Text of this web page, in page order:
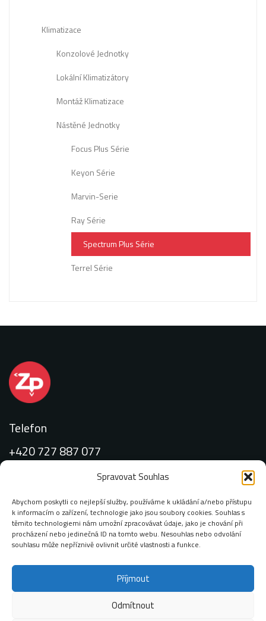
Spravovat Souhlas
Abychom poskytli co nejlepší služby, používáme k ukládání a/nebo přístupu
k informacím o zařízení, technologie jako jsou soubory cookies. Souhlas s
těmito technologiemi nám umožní zpracovávat údaje, jako je chování při
procházení nebo jedinečná ID na tomto webu. Nesouhlas nebo odvolání
souhlasu může nepříznivě ovlivnit určité vlastnosti a funkce.
Příjmout
Odmítnout
Klimatizace
Konzolové Jednotky
Lokální Klimatizátory
Montáž Klimatizace
Nástěné Jednotky
Focus Plus Série
Keyon Série
Marvin-Serie
Ray Série
Spectrum Plus Série
Terrel Série
Telefon
+420 727 887 077
Email:
info@zimop.cz
Chodovská 228/3 141 00 Praha 4 – Michle